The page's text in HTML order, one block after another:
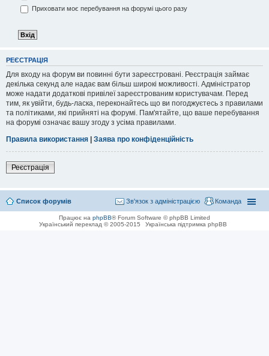
Приховати моє перебування на форумі цього разу
РЕЄСТРАЦІЯ
Для входу на форум ви повинні бути зареєстровані. Реєстрація займає
декілька секунд але надає вам більш широкі можливості. Адміністратор
може надати додаткові привілеї зареєстрованим користувачам. Перед
тим, як увійти, будь-ласка, переконайтесь що ви погоджуєтесь з правилами
та політиками, які прийняті на форумі. Пам'ятайте, що ваше перебування
на форумі означає вашу згоду з усіма правилами.
Правила використання | Заява про конфіденційність
Реєстрація
Список форумів Команда
Зв'язок з адміністрацією
Працює на phpBB® Forum Software © phpBB Limited
Український переклад © 2005-2015
Українська підтримка phpBB